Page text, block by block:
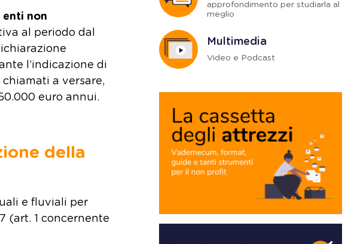
enti non
al periodo dal
l’indicazione di
a versare,
euro annui.
della
e fluviali per
(art. 1 concernente
approfondimento per studiarla al
meglio
Multimedia
Video e Podcast